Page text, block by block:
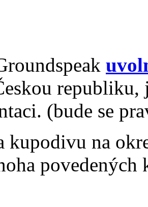
(bude se
kupodivu na
povedených